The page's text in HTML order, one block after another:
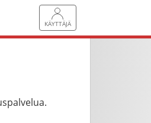
KÄYTTÄJÄ